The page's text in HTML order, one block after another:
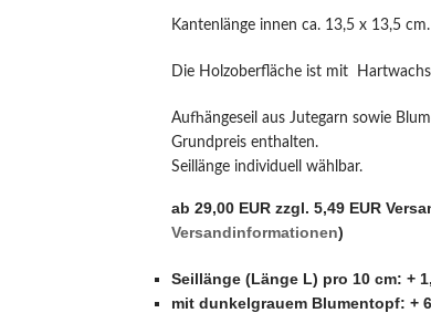
Kantenlänge innen ca. 13,5 x 13,5 cm.
Die Holzoberfläche ist mit
Aufhängeseil aus Jutegarn sowie
Grundpreis enthalten.
Seillänge individuell wählbar.
ab 29,00 EUR zzgl. 5,49 EUR
Versandinformationen)
Seillänge (Länge L) pro 10 cm: +
mit dunkelgrauem Blumentopf: +